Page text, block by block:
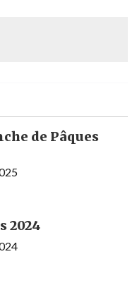
de Pâques
2024